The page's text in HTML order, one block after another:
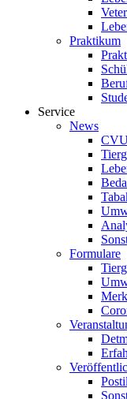
Praktikum
Service
News
Formulare